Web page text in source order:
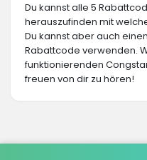
Du kannst alle 5
herauszufinden mit
Du kannst aber auch
Rabattcode verwenden.
funktionierenden
freuen von dir zu hören!